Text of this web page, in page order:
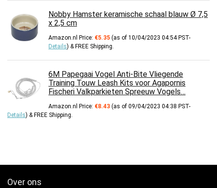
Nobby Hamster keramische schaal blauw Ø 7,5
x 2,5 cm
Amazon.nl Price: €5.35 (as of 10/04/2023 04:54 PST-
Details) & FREE Shipping
6M Papegaai Vogel Anti-Bite Vliegende
Training Touw Leash Kits voor Agapornis
Fischeri Valkparkieten Spreeuw Vogels…
Amazon.nl Price: €8.43 (as of 09/04/2023 04:38 PST-
Details) & FREE Shipping
Over ons